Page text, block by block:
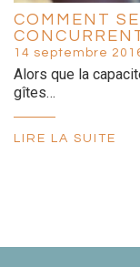
COMMENT
14 septembre
Alors que la
gîtes…
LIRE LA SUITE